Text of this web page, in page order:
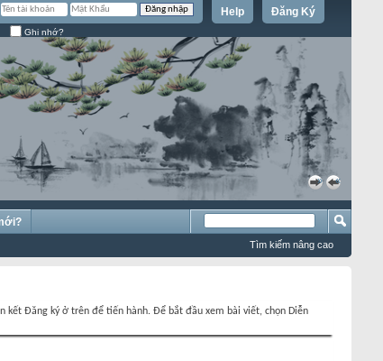
Đăng Ký
Help
Ghi nhớ?
«
»
Tìm kiếm nâng cao
kết Đăng ký ở trên để tiến hành. Để bắt đầu xem bài viết, chọn Diễn